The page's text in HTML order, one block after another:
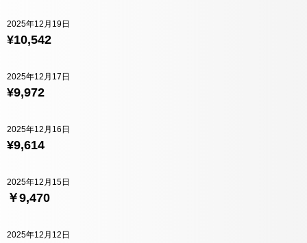
¥10,542
2025年12月19日
¥9,972
2025年12月17日
¥9,614
2025年12月16日
￥9,470
2025年12月15日
2025年12月12日